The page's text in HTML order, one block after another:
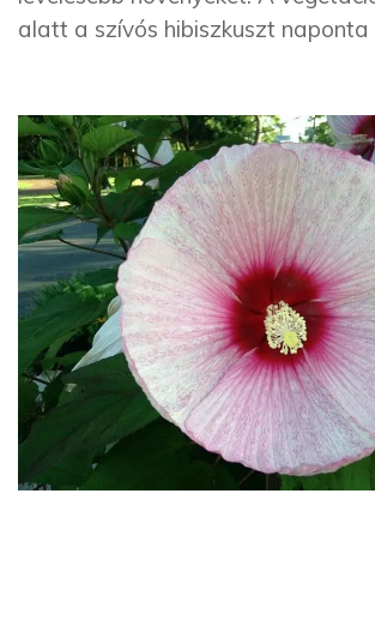
alatt a szívós hibiszkuszt naponta